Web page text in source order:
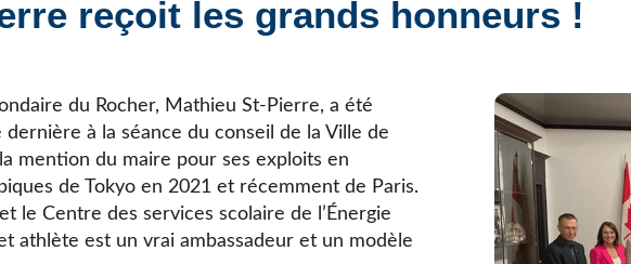
Plaintes et protecteur de l’élève
SOUTIEN AUX PARENTS
Coffre à outils
École ouverte
Intégration linguistique, scolaire et sociale
Élèves internationaux
École forestière de la Tuque
reçoit les grands honneurs !
du Rocher, Mathieu St-Pierre, a été
à la séance du conseil de la Ville de
mention du maire pour ses exploits en
de Tokyo en 2021 et récemment de Paris.
le Centre des services scolaire de l’Énergie
athlète est un vrai ambassadeur et un modèle